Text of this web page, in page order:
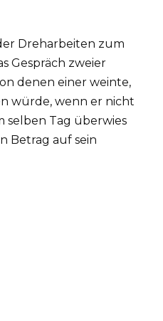
Dreharbeiten zum
Gespräch zweier
denen einer weinte,
würde, wenn er nicht
selben Tag überwies
Betrag auf sein